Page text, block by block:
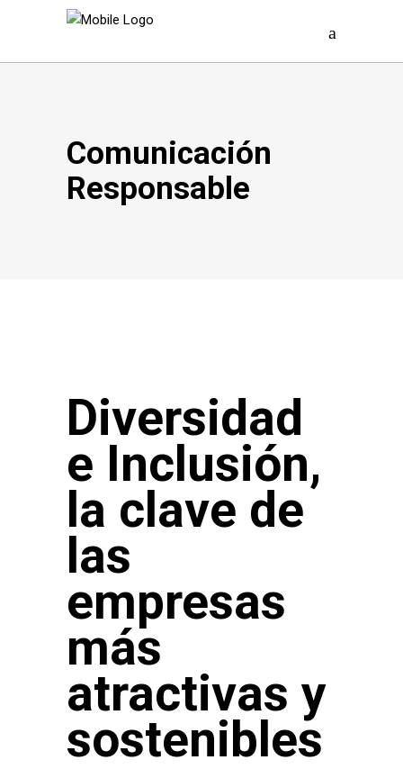
Comunicación
Responsable
Diversidad
e Inclusión,
la clave de
las
empresas
más
atractivas y
sostenibles